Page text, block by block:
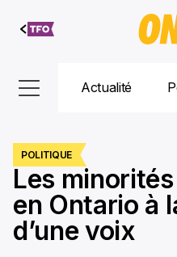
Aller au
contenu
Actualité
POLITIQUE
Les
en Ontario à
d’une voix